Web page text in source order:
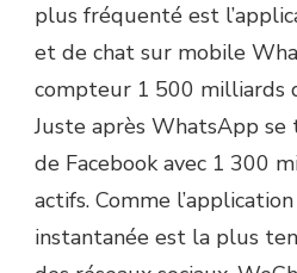
plus fréquenté est
et de chat sur mobile
compteur 1 500 milliards
Juste après WhatsApp se
de Facebook avec 1 300
actifs. Comme
instantanée est la plus